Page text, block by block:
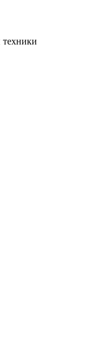
техники